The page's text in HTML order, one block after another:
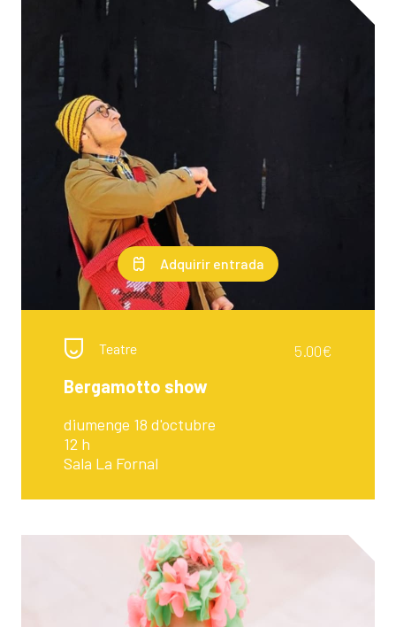
Adquirir entrada
Teatre 5.00€
Bergamotto show
diumenge 18 d'octubre
12 h
Sala La Fornal